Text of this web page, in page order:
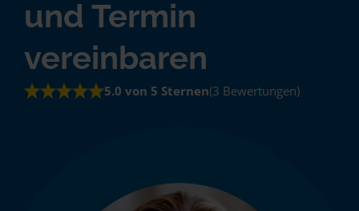
und Termin
vereinbaren
5.0 von 5 Sternen(3 Bewertungen)